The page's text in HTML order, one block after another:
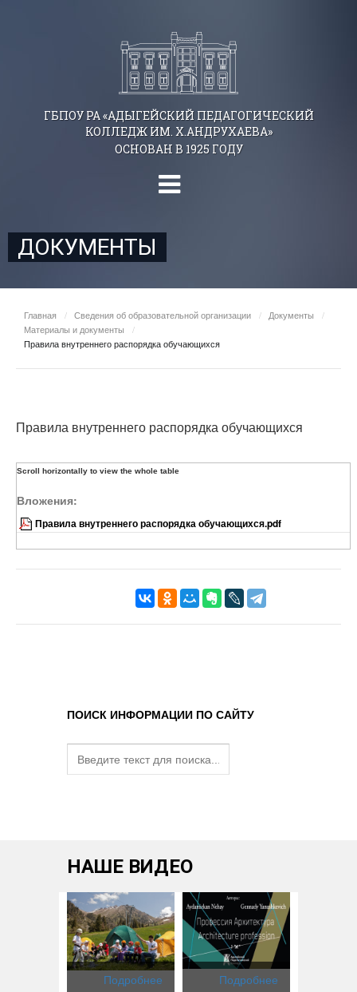
ГБПОУ РА «АДЫГЕЙСКИЙ ПЕДАГОГИЧЕСКИЙ
КОЛЛЕДЖ ИМ. Х.АНДРУХАЕВА»
ОСНОВАН В 1925 ГОДУ
ДОКУМЕНТЫ
Главная / Сведения об образовательной организации / Документы
/
Материалы и документы
/
Правила внутреннего распорядка обучающихся
Правила внутреннего распорядка обучающихся
Вложения:
Правила внутреннего распорядка обучающихся.pdf
ПОИСК ИНФОРМАЦИИ ПО САЙТУ
НАШЕ ВИДЕО
Подробнее Подробнее